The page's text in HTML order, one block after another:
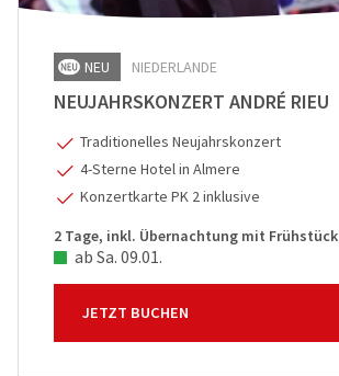
NEU NIEDERLANDE
NEUJAHRSKONZERT ANDRÉ RIEU
Traditionelles Neujahrskonzert
4-Sterne Hotel in Almere
Konzertkarte PK 2 inklusive
2 Tage, inkl. Übernachtung mit Frühstück
ab Sa. 09.01.
JETZT BUCHEN